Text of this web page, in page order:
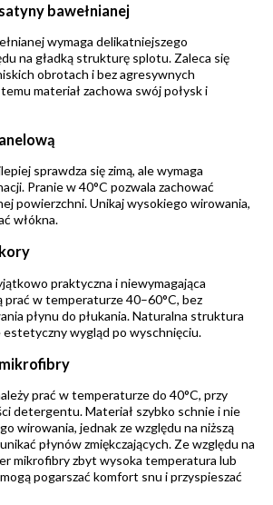
bawełnianej
wymaga delikatniejszego
na gładką strukturę splotu. Zaleca się
obrotach i bez agresywnych
materiał zachowa swój połysk i
sprawdza się zimą, ale wymaga
Pranie w 40°C pozwala zachować
powierzchni. Unikaj wysokiego wirowania,
włókna.
praktyczna i niewymagająca
prać w temperaturze 40–60°C, bez
płynu do płukania. Naturalna struktura
estetyczny wygląd po wyschnięciu.
prać w temperaturze do 40°C, przy
detergentu. Materiał szybko schnie i nie
wirowania, jednak ze względu na niższą
płynów zmiękczających. Ze względu na
mikrofibry zbyt wysoka temperatura lub
pogarszać komfort snu i przyspieszać